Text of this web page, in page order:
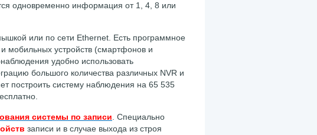
одновременно информация от 1, 4, 8 или
или по сети Ethernet. Есть программное
мобильных устройств (смартфонов и
удобно использовать
большого количества различных NVR и
построить систему наблюдения на 65 535
системы по записи . Специально
записи и в случае выхода из строя